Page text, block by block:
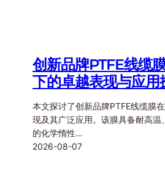
创新品牌PTFE线缆
下的卓越表现与应用
本文探讨了创新品牌PTFE线缆膜
现及其广泛应用。该膜具备耐高温
的化学惰性…
2026-08-07